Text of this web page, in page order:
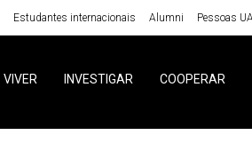
Estudantes internacionais Alumni Pessoas UA
VIVER INVESTIGAR COOPERAR